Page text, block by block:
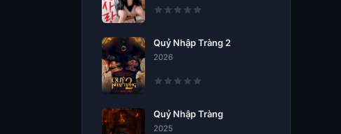
Quỷ Nhập Tràng 2
2026
Quỷ Nhập Tràng
2025